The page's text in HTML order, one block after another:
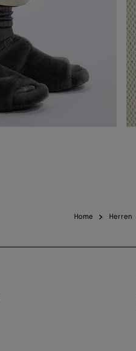
Home Herren